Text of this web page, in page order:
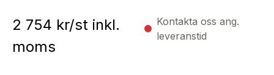
2 754 kr/st inkl.
moms
Kontakta oss ang.
leveranstid